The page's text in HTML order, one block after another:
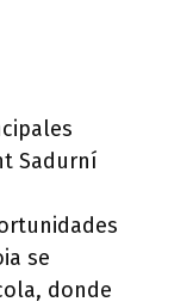
Sadurní
se
donde